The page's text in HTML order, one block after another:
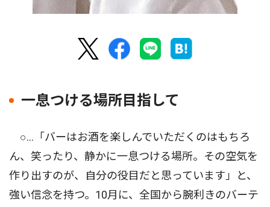
一息つける場所目指して
○…「バーはお酒を楽しんでいただくのはもちろ
ん、笑ったり、静かに一息つける場所。その空気を
作り出すのが、自分の役目だと思っています」と、
強い信念を持つ。10月に、全国から腕利きのバーテ